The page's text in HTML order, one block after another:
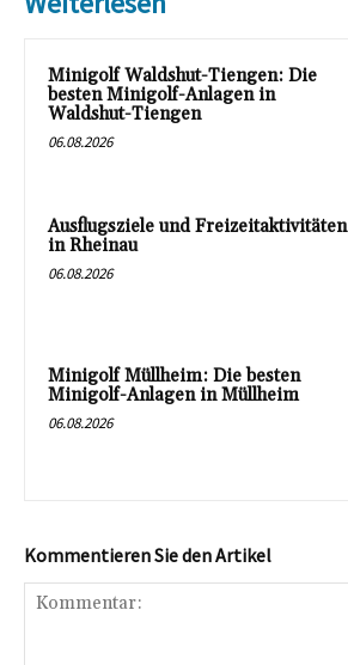
Minigolf Waldshut-Tiengen: Die
besten Minigolf-Anlagen in
Waldshut-Tiengen
06.08.2026
Ausflugsziele und Freizeitaktivitäten
in Rheinau
06.08.2026
Minigolf Müllheim: Die besten
Minigolf-Anlagen in Müllheim
06.08.2026
Kommentieren Sie den Artikel